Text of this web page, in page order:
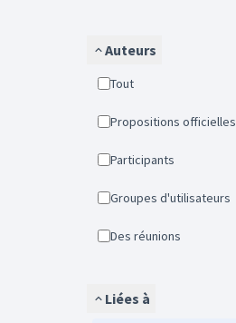
Auteurs
Tout
Propositions officielles
Participants
Groupes d'utilisateurs
Des réunions
Liées à